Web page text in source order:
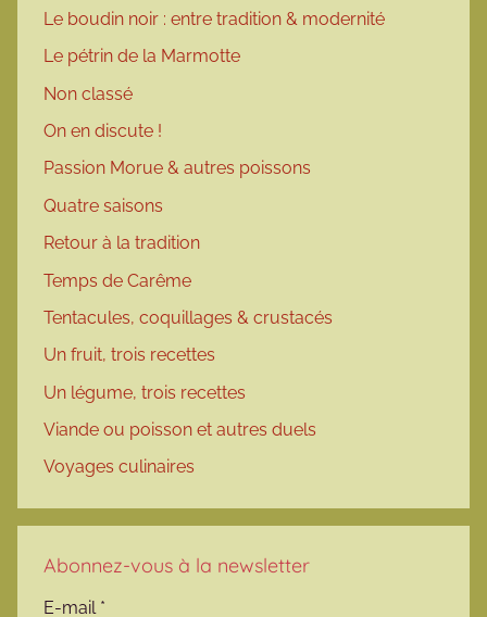
Le boudin noir : entre tradition & modernité
Le pétrin de la Marmotte
Non classé
On en discute !
Passion Morue & autres poissons
Quatre saisons
Retour à la tradition
Temps de Carême
Tentacules, coquillages & crustacés
Un fruit, trois recettes
Un légume, trois recettes
Viande ou poisson et autres duels
Voyages culinaires
Abonnez-vous à la newsletter
E-mail *